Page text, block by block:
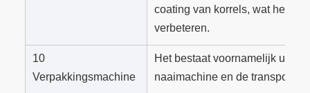
coating van korrels, wat het
verbeteren.
10
Verpakkingsmachine
Het bestaat voornamelijk uit
naaimachine en de